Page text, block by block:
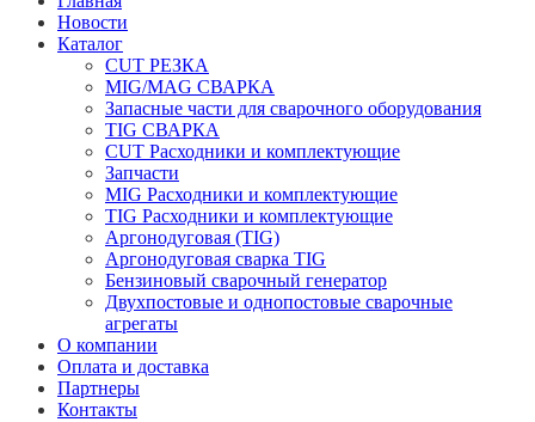
Новости
Каталог
CUT РЕЗКА
MIG/MAG СВАРКА
Запасные части для сварочного оборудования
TIG СВАРКА
CUT Расходники и комплектующие
Запчасти
MIG Расходники и комплектующие
TIG Расходники и комплектующие
Аргонодуговая (TIG)
Аргонодуговая сварка TIG
Бензиновый сварочный генератор
Двухпостовые и однопостовые сварочные
агрегаты
О компании
Оплата и доставка
Партнеры
Контакты